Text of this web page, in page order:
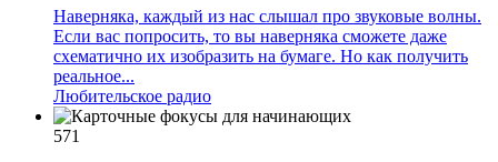
Наверняка, каждый из нас слышал про звуковые волны.
Если вас попросить, то вы наверняка сможете даже
схематично их изобразить на бумаге. Но как получить
реальное...
Любительское радио
571